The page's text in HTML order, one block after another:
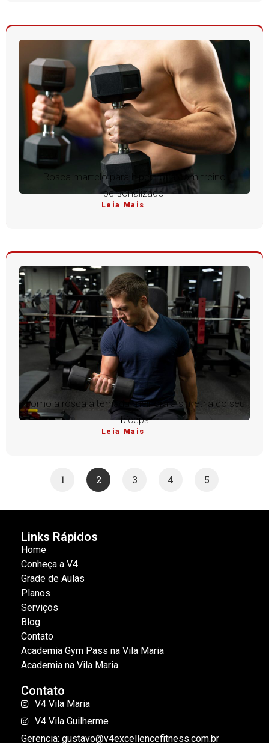
Rosca martelo para hipertrofia com treino
personalizado
Leia Mais
Como a rosca alternada melhora a simetria do seu
bíceps
Leia Mais
1 2 3 4 5
Links Rápidos
Home
Conheça a V4
Grade de Aulas
Planos
Serviços
Blog
Contato
Academia Gym Pass na Vila Maria
Academia na Vila Maria
Contato
V4 Vila Maria
V4 Vila Guilherme
Gerencia: gustavo@v4excellencefitness.com.br